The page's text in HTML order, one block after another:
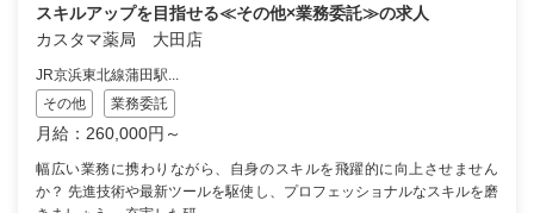
スキルアップを目指せる≪その他×業務委託≫の求人
カスタマ薬局 大田店
JR京浜東北線蒲田駅...
その他
業務委託
月給：260,000円～
幅広い業務に携わりながら、自身のスキルを飛躍的に向上させません
か？ 先進技術や最新ツールを駆使し、プロフェッショナルなスキルを磨